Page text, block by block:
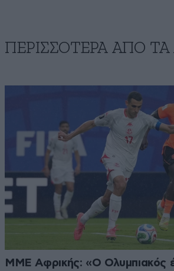
ΠΕΡΙΣΣΟΤΕΡΑ ΑΠΟ
ΜΜΕ Αφρικής: «Ο Ολυμπιακός